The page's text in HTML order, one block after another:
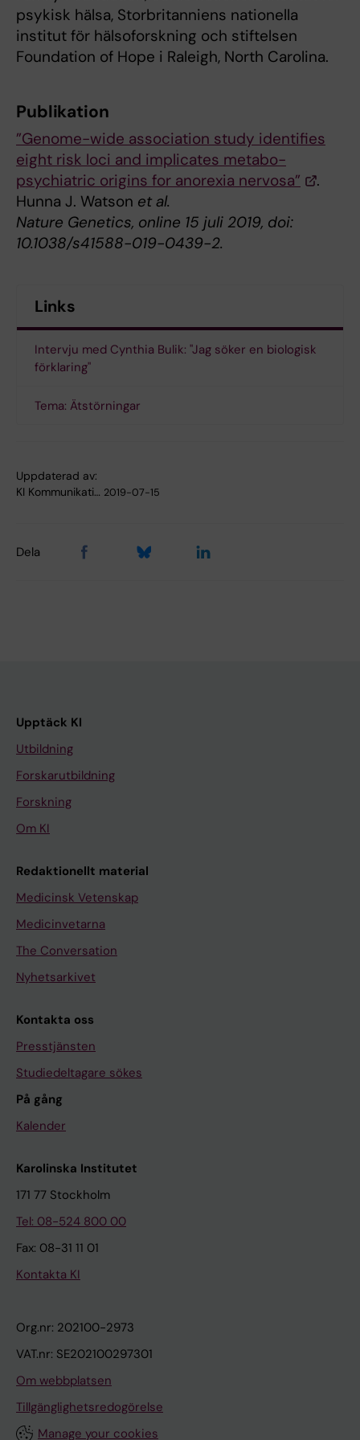
psykisk hälsa, Storbritanniens nationella
institut för hälsoforskning och stiftelsen
Foundation of Hope i Raleigh, North Carolina.
Publikation
”Genome-wide association study identifies
eight risk loci and implicates metabo-
psychiatric origins for anorexia nervosa”
.
Hunna J. Watson et al.
Nature Genetics, online 15 juli 2019, doi:
10.1038/s41588-019-0439-2.
Links
Intervju med Cynthia Bulik: "Jag söker en biologisk
förklaring"
Tema: Ätstörningar
Uppdaterad av:
KI Kommunikati… 2019-07-15
Dela
Upptäck KI
Utbildning
Forskarutbildning
Forskning
Om KI
Redaktionellt material
Medicinsk Vetenskap
Medicinvetarna
The Conversation
Nyhetsarkivet
Kontakta oss
Presstjänsten
Studiedeltagare sökes
På gång
Kalender
Karolinska Institutet
171 77 Stockholm
Tel: 08-524 800 00
Fax: 08-31 11 01
Kontakta KI
Org.nr: 202100-2973
VAT.nr: SE202100297301
Om webbplatsen
Tillgänglighetsredogörelse
Manage your cookies